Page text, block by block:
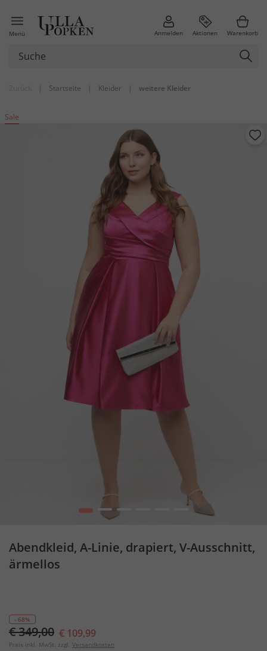
Menü Anmelden Aktionen Warenkorb
| Startseite | Kleider | weitere Kleider
Sale
1 2
Abendkleid, A-Linie, drapiert, V-Ausschnitt,
ärmellos
- 68%
€ 349,00 € 109,99
Preis inkl. MwSt. zzgl. Versandkosten